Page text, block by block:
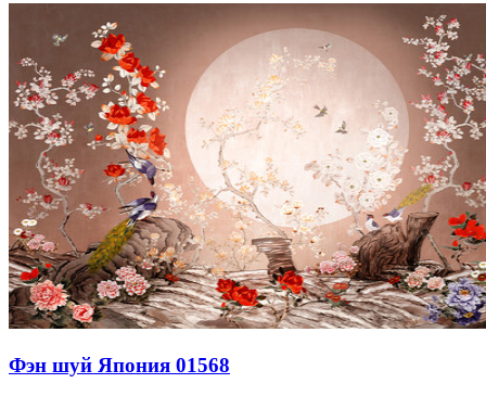
Фэн шуй Япония 01568